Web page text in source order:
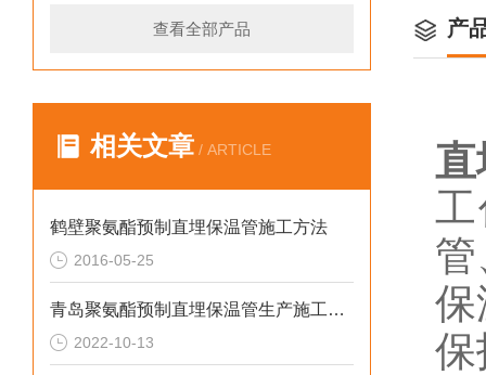
查看全部产品
相关文章 / ARTICLE
鹤壁聚氨酯预制直埋保温管施工方法
2016-05-25
青岛聚氨酯预制直埋保温管生产施工需要注意的问题
2022-10-13
产
保